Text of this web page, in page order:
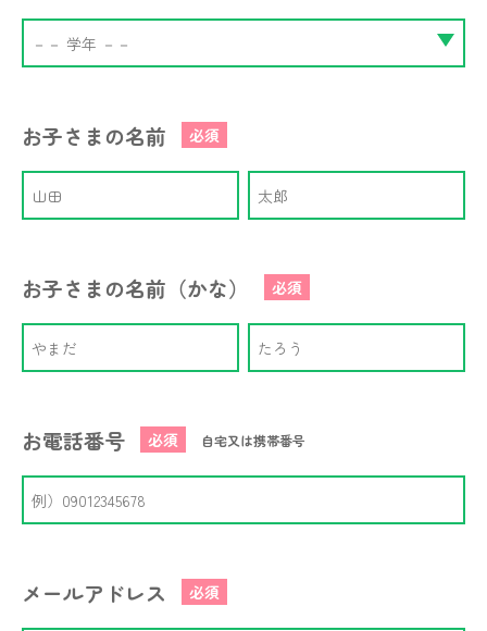
お子さまの名前 必須
お子さまの名前（かな） 必須
お電話番号 必須 自宅又は携帯番号
メールアドレス 必須